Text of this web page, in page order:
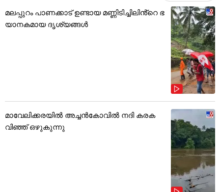
മലപ്പുറം പാണക്കാട് ഉണ്ടായ മണ്ണിടിച്ചിലിൻ്റെ ഭ
യാനകമായ ദൃശ്യങ്ങൾ
മാവേലിക്കരയിൽ അച്ചൻകോവിൽ നദി കരക
വിഞ്ഞ് ഒഴുകുന്നു